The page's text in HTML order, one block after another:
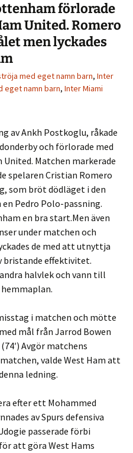
förlorade
United. Romero
men lyckades
med eget namn barn, Inter
eget namn barn, Inter Miami
av Ankh Postkoglu, råkade
och förlorade med
Matchen markerade
spelaren Cristian Romero
som bröt dödläget i den
Pedro Polo-passning.
en bra start.Men även
under matchen och
de med att utnyttja
bristande effektivitet.
halvlek och vann till
i matchen och mötte
mål från Jarrod Bowen
Avgör matchens
valde West Ham att
ledning.
efter ett Mohammed
av Spurs defensiva
passerade förbi
att göra West Hams